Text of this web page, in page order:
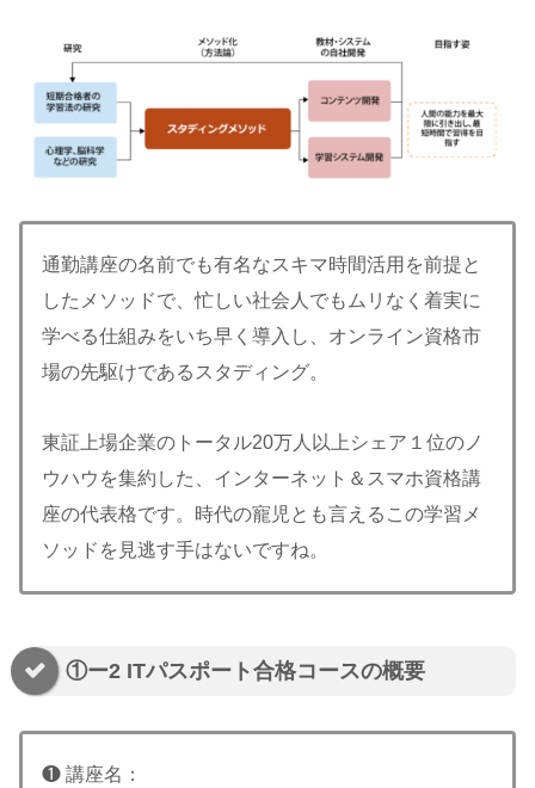
通勤講座の名前でも有名なスキマ時間活用を前提と
したメソッドで、忙しい社会人でもムリなく着実に
学べる仕組みをいち早く導入し、オンライン資格市
場の先駆けであるスタディング。
東証上場企業のトータル20万人以上シェア１位のノ
ウハウを集約した、インターネット＆スマホ資格講
座の代表格です。時代の寵児とも言えるこの学習メ
ソッドを見逃す手はないですね。
①ー2 ITパスポート合格コースの概要
❶ 講座名：